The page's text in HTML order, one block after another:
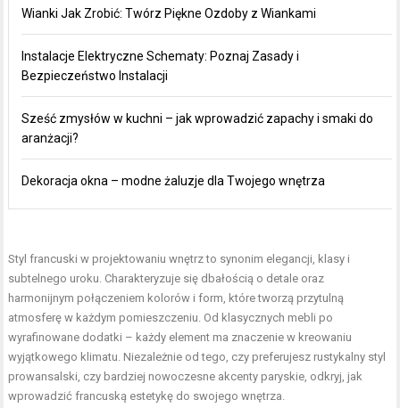
Wianki Jak Zrobić: Twórz Piękne Ozdoby z Wiankami
Instalacje Elektryczne Schematy: Poznaj Zasady i
Bezpieczeństwo Instalacji
Sześć zmysłów w kuchni – jak wprowadzić zapachy i smaki do
aranżacji?
Dekoracja okna – modne żaluzje dla Twojego wnętrza
Styl francuski w projektowaniu wnętrz to synonim elegancji, klasy i
subtelnego uroku. Charakteryzuje się dbałością o detale oraz
harmonijnym połączeniem kolorów i form, które tworzą przytulną
atmosferę w każdym pomieszczeniu. Od klasycznych mebli po
wyrafinowane dodatki – każdy element ma znaczenie w kreowaniu
wyjątkowego klimatu. Niezależnie od tego, czy preferujesz rustykalny styl
prowansalski, czy bardziej nowoczesne akcenty paryskie, odkryj, jak
wprowadzić francuską estetykę do swojego wnętrza.